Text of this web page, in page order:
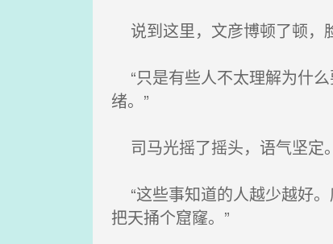
说到这里，文彦博顿了顿，
“只是有些人不太理解为什
绪。”
司马光摇了摇头，语气坚定。
“这些事知道的人越少越好
把天捅个窟窿。”